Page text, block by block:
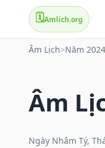
🗓️Amlich.org
Âm Lịch>Năm 2024
Âm
Ngày Nhâm Tý,